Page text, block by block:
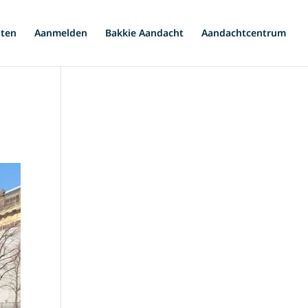
Aanmelden Bakkie Aandacht Aandachtcentrum